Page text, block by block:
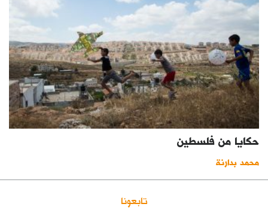
حكايا من فلسطين
محمد بدارنة
تابعونا